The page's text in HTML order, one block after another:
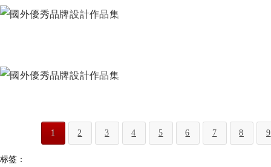
1 2 3 4 5 6 7 8 9
标签：